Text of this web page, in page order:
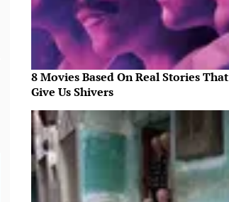
8 Movies Based On Real Stories That
Give Us Shivers